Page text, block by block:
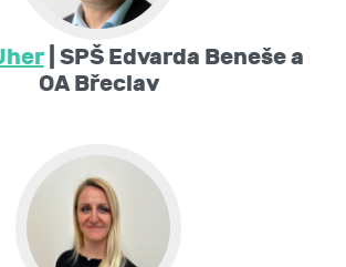
| SPŠ Edvarda Beneše a
OA Břeclav